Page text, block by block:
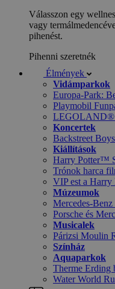
Válasszon egy
vagy
pihenést.
Pihenni szeretnék
Élmények
Vidámparkok
Europa-Park:
Playmobil
LEGOLAND®
Koncertek
Backstreet
Kiállítások
Harry Potter™
Trónok harca
VIP est a Harry
Múzeumok
Mercedes-
Porsche és
Musicalek
Párizsi Moulin
Színház
Aquaparkok
Therme Erding
Water World